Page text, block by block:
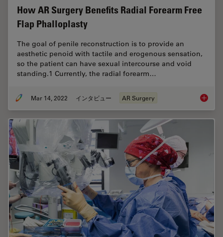
How AR Surgery Benefits Radial Forearm Free
Flap Phalloplasty
The goal of penile reconstruction is to provide an
aesthetic penoid with tactile and erogenous sensation,
so the patient can have sexual intercourse and void
standing.1 Currently, the radial forearm…
Mar 14, 2022 インタビュー AR Surgery How